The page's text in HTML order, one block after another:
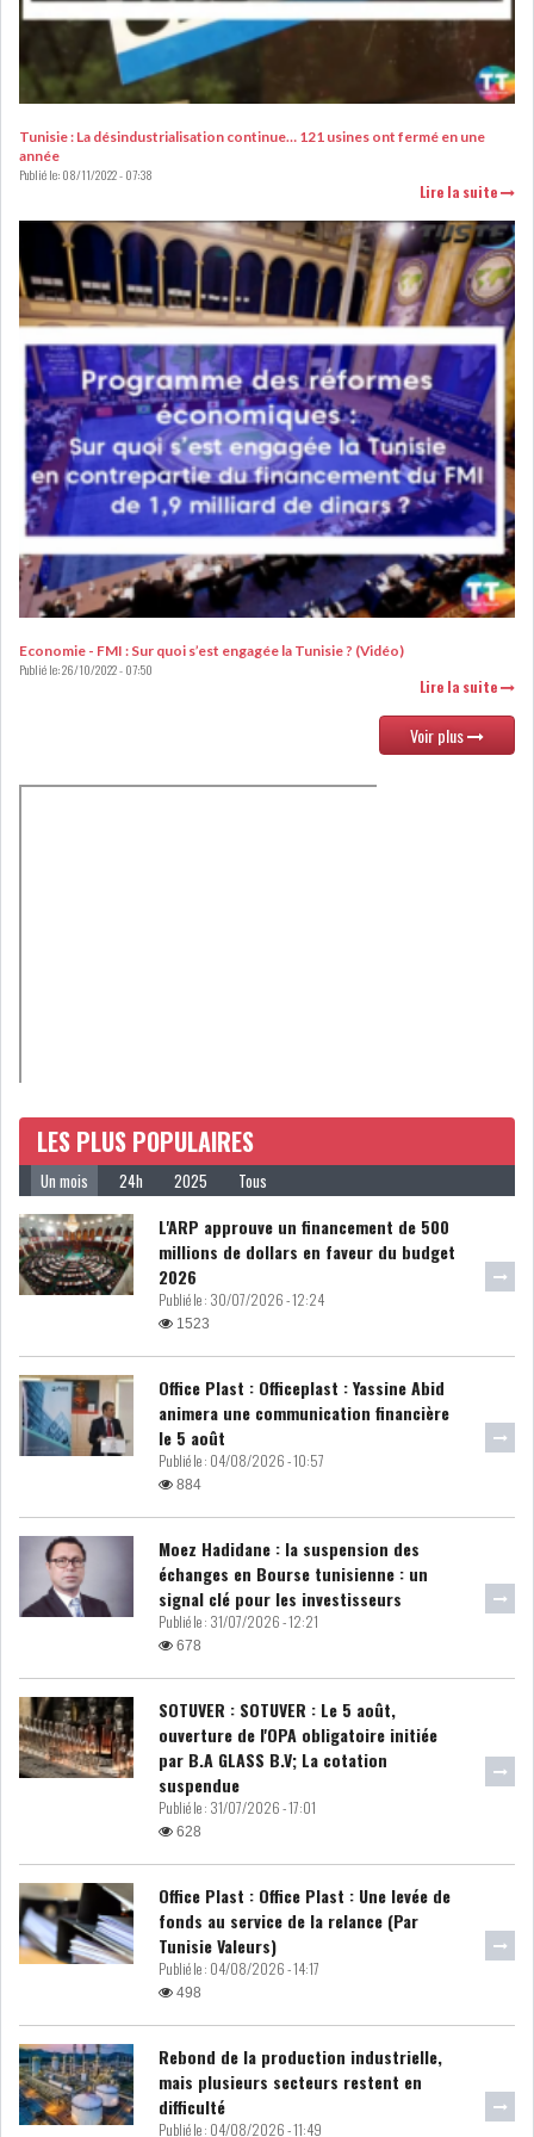
FINANCE
ENTRÉE EN VIGUEUR DE LA
TAXE SUR LE PATR...
FISCALITÉ : LONGUE LISTE
DES ACTIVITÉS Q...
BOURSE DE TUNIS : UN OUTIL
DE FINANCEMEN...
SOCIAL 2021: LES...
RSS
MATIÈRES PREMIÈRES RATING
MÉDIAS EDUCATION
TOURISME
DONNÉES
MACROÉCONOMIQUES
DEVISES À 97 JOUR...
INS : L'INFLATION RECULE À
5,1% EN...
ELECTIONS
PRÉSIDENTIELLES
ACTUALITÉS
GOUVERNEMENT
Tunisie : La désindustrialisation continue… 121 usines ont fermé en une
année
Publié le:08/11/2022 - 07:38
Lire la suite
Economie - FMI : Sur quoi s’est engagée la Tunisie ? (Vidéo)
Publié le:26/10/2022 - 07:50
Lire la suite
Voir plus
LES PLUS POPULAIRES
Un mois 24h 2025 Tous
L'ARP approuve un financement de 500
millions de dollars en faveur du budget
2026
Publié le : 30/07/2026 - 12:24
1523
Office Plast : Officeplast : Yassine Abid
animera une communication financière
le 5 août
Publié le : 04/08/2026 - 10:57
884
Moez Hadidane : la suspension des
échanges en Bourse tunisienne : un
signal clé pour les investisseurs
Publié le : 31/07/2026 - 12:21
678
SOTUVER : SOTUVER : Le 5 août,
ouverture de l'OPA obligatoire initiée
par B.A GLASS B.V; La cotation
suspendue
Publié le : 31/07/2026 - 17:01
628
Office Plast : Office Plast : Une levée de
fonds au service de la relance (Par
Tunisie Valeurs)
Publié le : 04/08/2026 - 14:17
498
Rebond de la production industrielle,
mais plusieurs secteurs restent en
difficulté
Publié le : 04/08/2026 - 11:49